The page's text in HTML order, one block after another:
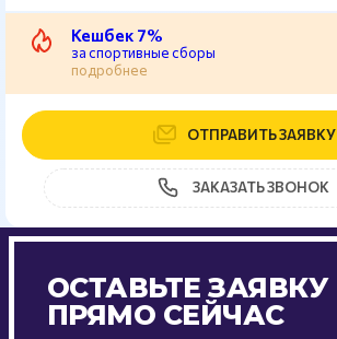
Кешбек 7%
за спортивные сборы
подробнее
ОТПРАВИТЬ ЗАЯВКУ
ЗАКАЗАТЬ ЗВОНОК
ОСТАВЬТЕ ЗАЯВКУ
ПРЯМО СЕЙЧАС